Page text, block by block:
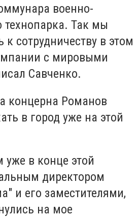
военно-
Так мы
сотрудничеству в этом
с мировыми
Савченко.
концерна Романов
в город уже на этой
уже в конце этой
директором
и его заместителями,
на мое